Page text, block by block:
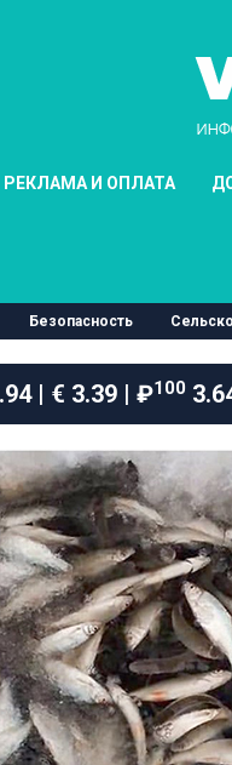
РЕКЛАМА И ОПЛАТА
Безопасность
| € 3.39 | ₽100